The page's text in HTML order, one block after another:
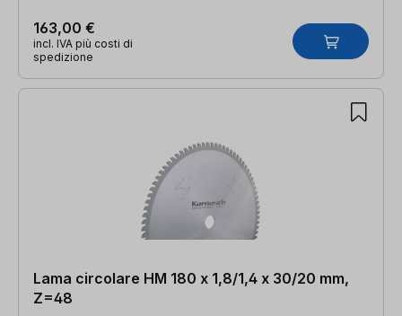
163,00 €
incl. IVA più costi di
spedizione
Lama circolare HM 180 x 1,8/1,4 x 30/20 mm,
Z=48